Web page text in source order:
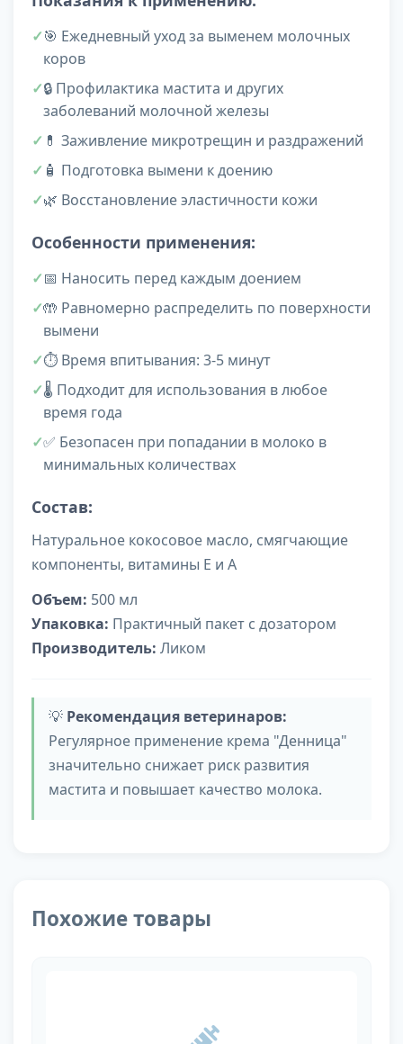
🎯 Ежедневный уход за выменем молочных
коров
🔒 Профилактика мастита и других
заболеваний молочной железы
💊 Заживление микротрещин и раздражений
🧴 Подготовка вымени к доению
🌿 Восстановление эластичности кожи
Особенности применения:
📅 Наносить перед каждым доением
🤲 Равномерно распределить по поверхности
вымени
⏱️ Время впитывания: 3-5 минут
🌡️ Подходит для использования в любое
время года
✅ Безопасен при попадании в молоко в
минимальных количествах
Состав:
Натуральное кокосовое масло, смягчающие
компоненты, витамины E и A
Объем: 500 мл
Упаковка: Практичный пакет с дозатором
Производитель: Ликом
💡 Рекомендация ветеринаров:
Регулярное применение крема "Денница"
значительно снижает риск развития
мастита и повышает качество молока.
Похожие товары